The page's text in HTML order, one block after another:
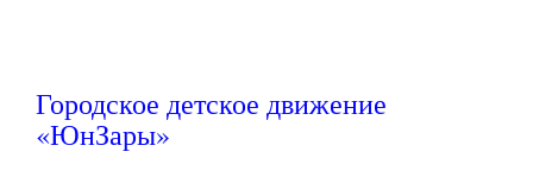
Городское детское движение
«ЮнЗары»